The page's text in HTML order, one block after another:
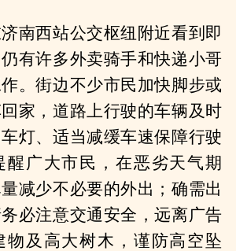
南西站公交枢纽附近看到即
有许多外卖骑手和快递小哥
。街边不少市民加快脚步或
家，道路上行驶的车辆及时
灯、适当减缓车速保障行驶
醒广大市民，在恶劣天气期
减少不必要的外出；确需出
必注意交通安全，远离广告
物及高大树木，谨防高空坠